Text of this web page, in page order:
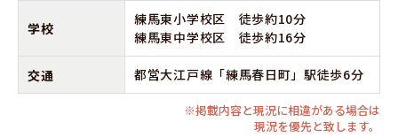
学校
練馬東小学校区 徒歩約10分
練馬東中学校区 徒歩約16分
交通 都営大江戸線「練馬春日町」駅徒歩6分
※掲載内容と現況に相違がある場合は
現況を優先と致します。